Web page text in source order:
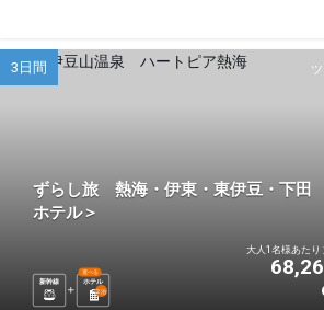
3日間
ずらし旅 熱海・伊東・東伊豆・下田
ホテル＞
新幹線 ホテル
選べる
2泊
大人1名様あたり